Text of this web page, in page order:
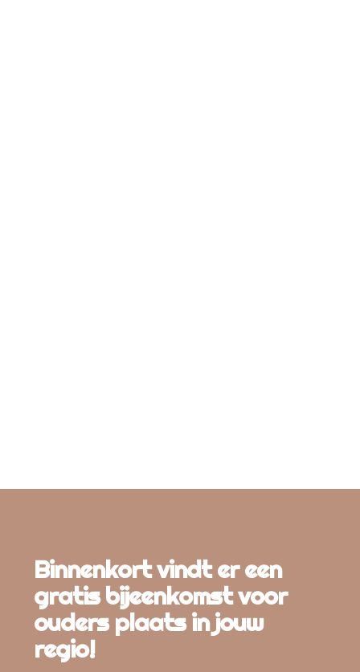
Binnenkort vindt er een
gratis bijeenkomst voor
ouders plaats in jouw
regio!